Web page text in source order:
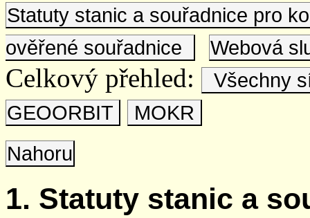
Statuty stanic a souřadnice pro
ověřené souřadnice
Webová
Celkový přehled:
Všechny
GEOORBIT
MOKR
Nahoru
1. Statuty stanic a